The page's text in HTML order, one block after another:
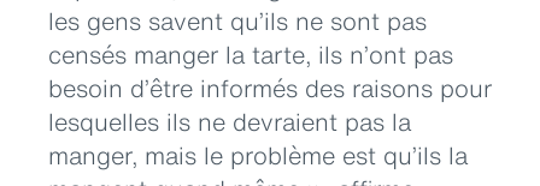
les gens savent qu’ils ne sont pas
censés manger la tarte, ils n’ont pas
besoin d’être informés des raisons pour
lesquelles ils ne devraient pas la
manger, mais le problème est qu’ils la